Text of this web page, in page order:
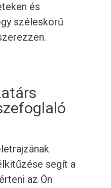
és
széleskörű
segít a
az Ön